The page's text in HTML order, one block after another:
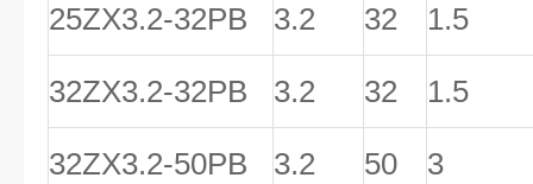
25ZX3.2-32PB 3.2 32 1.5
32ZX3.2-32PB 3.2 32 1.5
32ZX3.2-50PB 3.2 50 3